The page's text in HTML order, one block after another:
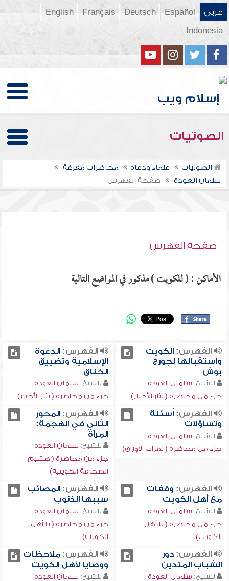
عربي Español
Deutsch
Français
English
Indonesia
الصوتيات
الصوتيات علماء ودعاة
محاضرات مفرغة
سلمان العودة
صفحة الفهرس
صفحة الفهرس
الأماكن : ( للكويت ) مذكور في المواضع التالية
الفهرس:الكويت
واستقبالها لجورج
بوش
للشيخ: سلمان العودة
جزء من محاضرة ( نثار الأخبار)
الفهرس:الدعوة
الإسلامية وتضييق
الخناق
للشيخ: سلمان العودة
جزء من محاضرة ( نثار الأخبار)
الفهرس:أسئلة
وتساؤلات
للشيخ: سلمان العودة
جزء من محاضرة ( ثمرات الأوراق)
الفهرس:المحور
الثاني في الهجمة:
المرأة
للشيخ: سلمان العودة
جزء من محاضرة ( هشيم
الصحافة الكويتية)
الفهرس: وقفات
مع أهل الكويت
للشيخ: سلمان العودة
جزء من محاضرة ( يا أهل
الكويت)
الفهرس:المصائب
سببها الذنوب
للشيخ: سلمان العودة
جزء من محاضرة ( يا أهل
الكويت)
الفهرس:دور
الشباب المتدين
للشيخ: سلمان العودة
الفهرس:ملاحظات
ووصايا لأهل الكويت
للشيخ: سلمان العودة